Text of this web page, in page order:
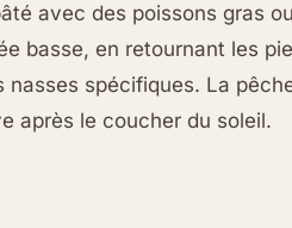
avec des poissons gras
basse, en retournant les
spécifiques. La
après le coucher du soleil.